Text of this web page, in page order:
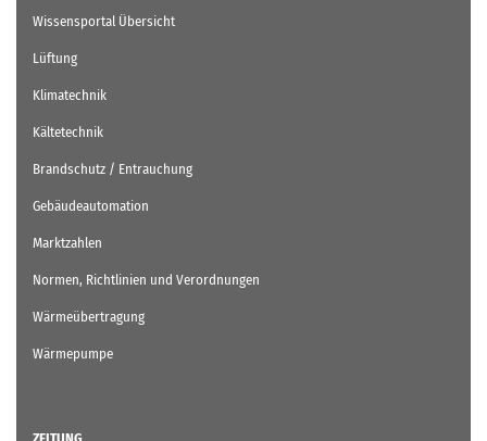
Wissensportal Übersicht
Lüftung
Klimatechnik
Kältetechnik
Brandschutz / Entrauchung
Gebäudeautomation
Marktzahlen
Normen, Richtlinien und Verordnungen
Wärmeübertragung
Wärmepumpe